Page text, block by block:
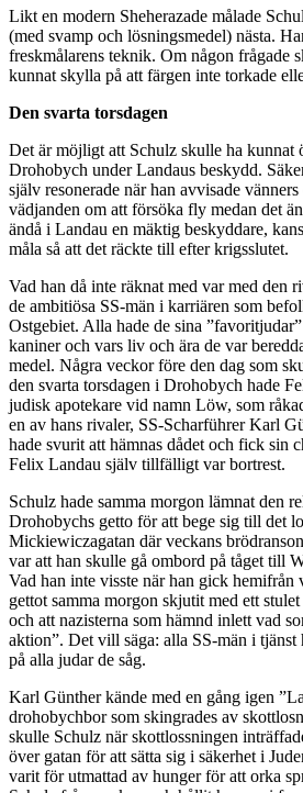
Likt en modern Sheherazade målade
(med svamp och lösningsmedel) nästa.
freskmålarens teknik. Om någon frågade
kunnat skylla på att färgen inte torkade
Den svarta torsdagen
Det är möjligt att Schulz skulle ha kunnat
Drohobych under Landaus beskydd.
själv resonerade när han avvisade
vädjanden om att försöka fly medan det
ändå i Landau en mäktig beskyddare,
måla så att det räckte till efter krigsslutet.
Vad han då inte räknat med var med den
de ambitiösa SS-män i karriären som
Ostgebiet. Alla hade de sina
kaniner och vars liv och ära de var
medel. Några veckor före den dag som
den svarta torsdagen i Drohobych hade
judisk apotekare vid namn Löw, som
en av hans rivaler, SS-Scharführer Karl
hade svurit att hämnas dådet och fick sin
Felix Landau själv tillfälligt var bortrest.
Schulz hade samma morgon lämnat den
Drohobychs getto för att bege sig till det
Mickiewiczagatan där veckans
var att han skulle gå ombord på tåget till
Vad han inte visste när han gick hemifrån
gettot samma morgon skjutit med ett
och att nazisterna som hämnd inlett vad
aktion”. Det vill säga: alla SS-män i tjänst
på alla judar de såg.
Karl Günther kände med en gång igen
drohobychbor som skingrades av
skulle Schulz när skottlossningen
över gatan för att sätta sig i säkerhet i
varit för utmattad av hunger för att orka